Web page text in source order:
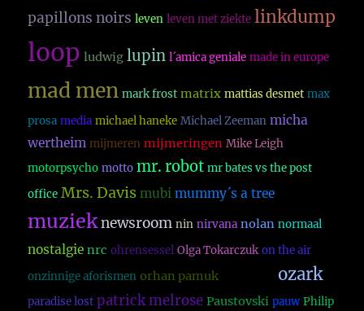
papillons noirs leven leven met ziekte linkdump
loop ludwig lupin l´amica geniale made in europe
mad men mark frost matrix mattias desmet max
prosa media michael haneke Michael Zeeman micha
wertheim mijmeren mijmeringen Mike Leigh
motorpsycho motto mr. robot mr bates vs the post
office Mrs. Davis mubi mummy´s a tree
muzieknewsroom nin nirvana nolan normaal
nostalgie nrc ohrensessel Olga Tokarczuk on the air
onzinnige aforismen orhan pamuk ozark
paradise lost patrick melrose Paustovski pauw Philip